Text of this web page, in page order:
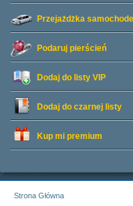
Przejażdżka
Podaruj pierścień
Dodaj do listy VIP
Dodaj do czarnej listy
Kup mi premium
Strona Główna